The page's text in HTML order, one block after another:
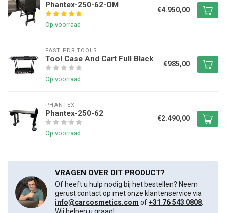
Phantex-250-62-OM
Op voorraad
€4.950,00
FAST PDR TOOLS
Tool Case And Cart Full Black
Op voorraad
€985,00
PHANTEX
Phantex-250-62
Op voorraad
€2.490,00
VRAGEN OVER DIT PRODUCT?
Of heeft u hulp nodig bij het bestellen? Neem
gerust contact op met onze klantenservice via
info@carcosmetics.com of+31 76 543 0808